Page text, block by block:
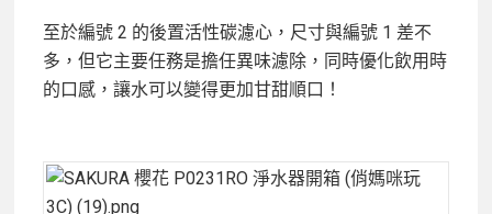
至於編號 2 的後置活性碳濾心，尺寸與編號 1 差不
多，但它主要任務是擔任異味濾除，同時優化飲用時
的口感，讓水可以變得更加甘甜順口！